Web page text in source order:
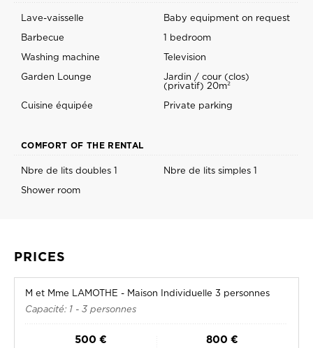
Lave-vaisselle
Baby equipment on request
Barbecue
1 bedroom
Washing machine
Television
Garden Lounge
Jardin / cour (clos)
(privatif) 20m²
Cuisine équipée
Private parking
COMFORT OF THE RENTAL
Nbre de lits doubles 1
Nbre de lits simples 1
Shower room
PRICES
M et Mme LAMOTHE - Maison Individuelle 3 personnes
Capacité: 1 - 3 personnes
500 € 800 €